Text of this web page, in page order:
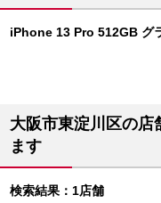
iPhone 13 Pro 512GB グ
大阪市東淀川区の店
ます
検索結果：1店舗